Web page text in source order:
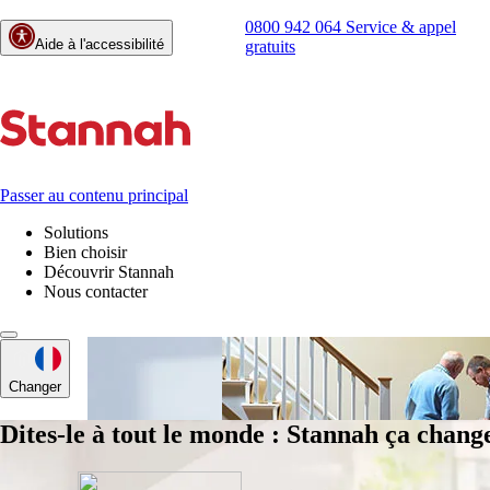
Aide à l'accessibilité
0800 942 064 Service & appel
gratuits
Passer au contenu principal
Solutions
Bien choisir
Découvrir Stannah
Nous contacter
Changer
Dites-le à tout le monde : Stannah ça